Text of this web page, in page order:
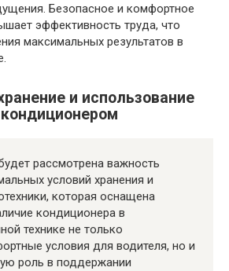
Безопасное и комфортное
эффективность труда, что
максимальных результатов в
и использование
рассмотрена важность
условий хранения и
которая оснащена
кондиционера в
технике не только
условия для водителя, но и
роль в поддержании